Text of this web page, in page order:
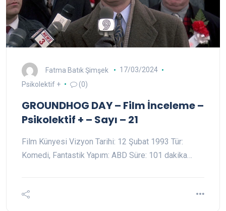
Fatma Batık Şimşek
17/03/2024
Psikolektif +
(0)
GROUNDHOG DAY – Film İnceleme –
Psikolektif + – Sayı – 21
Film Künyesi Vizyon Tarihi: 12 Şubat 1993 Tür:
Komedi, Fantastik Yapım: ABD Süre: 101 dakika…